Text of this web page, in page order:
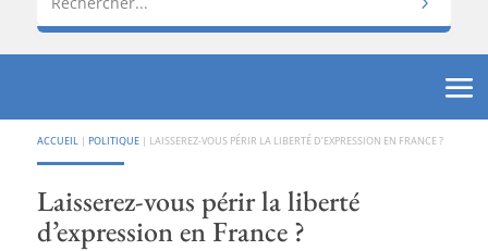
ACCUEIL | POLITIQUE| LAISSEREZ-VOUS PÉRIR LA LIBERTÉ D’EXPRESSION EN FRANCE ?
Laisserez-vous périr la liberté
d’expression en France ?